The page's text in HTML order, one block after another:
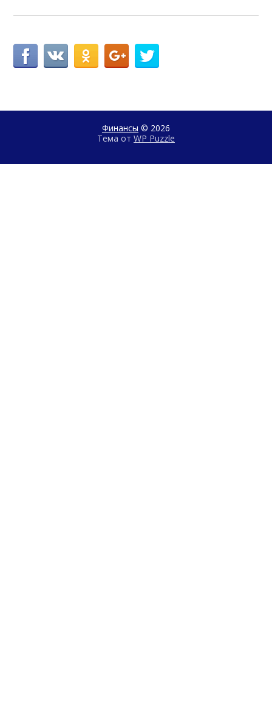
Финансы © 2026
Тема от WP Puzzle